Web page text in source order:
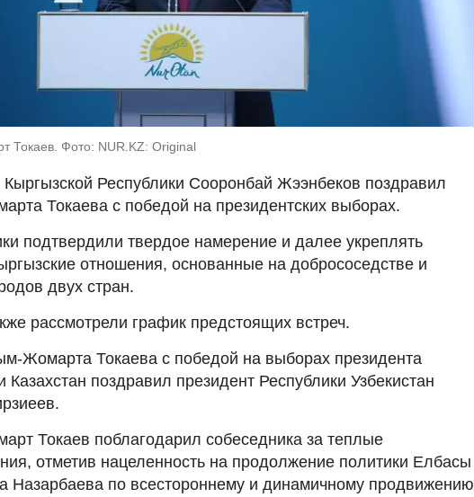
Токаев. Фото: NUR.KZ: Original
Кыргызской Республики Сооронбай Жээнбеков поздравил
Токаева с победой на президентских выборах.
подтвердили твердое намерение и далее укреплять
отношения, основанные на добрососедстве и
двух стран.
рассмотрели график предстоящих встреч.
Жомарта Токаева с победой на выборах президента
Казахстан поздравил президент Республики Узбекистан
Токаев поблагодарил собеседника за теплые
отметив нацеленность на продолжение политики Елбасы
Назарбаева по всестороннему и динамичному продвижению